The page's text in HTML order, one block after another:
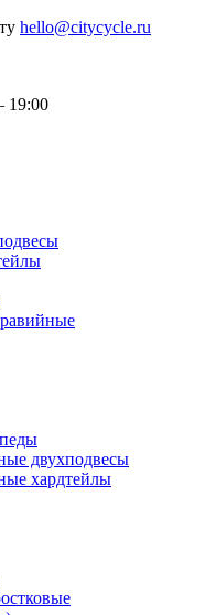
hello@citycycle.ru
19:00
двухподвесы
хардтейлы